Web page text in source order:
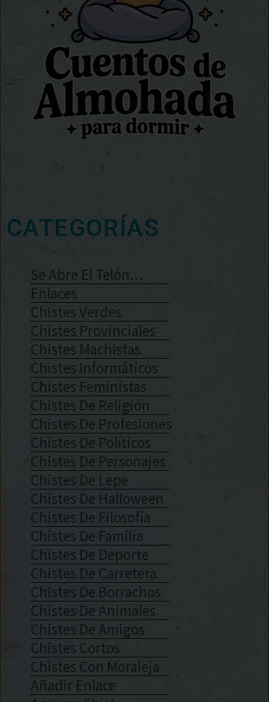
CATEGORÍAS
Se Abre El Telón…
Enlaces
Chistes Verdes
Chistes Provinciales
Chistes Machistas
Chistes Informáticos
Chistes Feministas
Chistes De Religión
Chistes De Profesiones
Chistes De Políticos
Chistes De Personajes
Chistes De Lepe
Chistes De Halloween
Chistes De Filosofía
Chistes De Familia
Chistes De Deporte
Chistes De Carretera
Chistes De Borrachos
Chistes De Animales
Chistes De Amigos
Chistes Cortos
Chistes Con Moraleja
Añadir Enlace